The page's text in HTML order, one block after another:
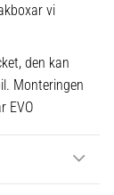
vi
den kan
Monteringen
EVO